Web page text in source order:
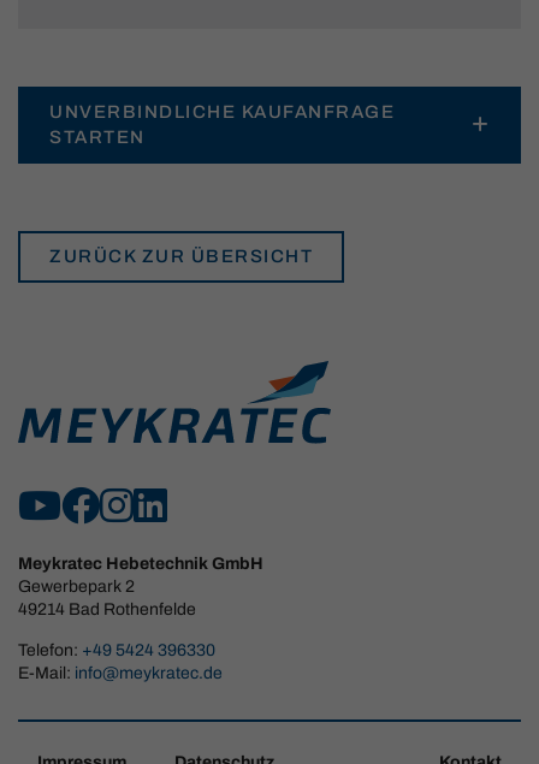
UNVERBINDLICHE KAUFANFRAGE
STARTEN
ZURÜCK ZUR ÜBERSICHT
Meykratec Hebetechnik GmbH
Gewerbepark 2
49214 Bad Rothenfelde
Telefon: +49 5424 396330
E-Mail: info@meykratec.de